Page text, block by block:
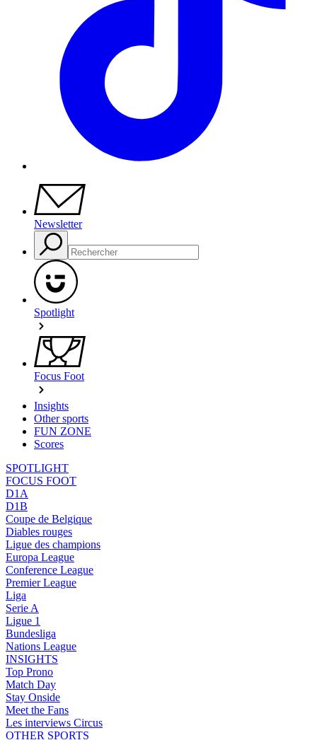
Newsletter
Spotlight
Focus Foot
Insights
Other sports
FUN ZONE
Scores
SPOTLIGHT
FOCUS FOOT
D1A
D1B
Coupe de Belgique
Diables rouges
Ligue des champions
Europa League
Conference League
Premier League
Liga
Serie A
Ligue 1
Bundesliga
Nations League
INSIGHTS
Top Prono
Match Day
Stay Onside
Meet the Fans
Les interviews Circus
OTHER SPORTS